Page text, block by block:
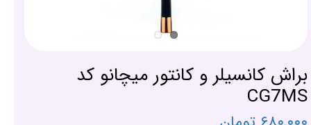
براش کانسیلر و کانتور میچانو کد
CG7MS